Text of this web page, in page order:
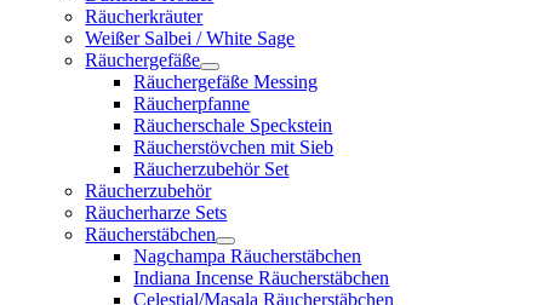
Räucherkräuter
Weißer Salbei / White Sage
Räuchergefäße
Räuchergefäße Messing
Räucherpfanne
Räucherschale Speckstein
Räucherstövchen mit Sieb
Räucherzubehör Set
Räucherzubehör
Räucherharze Sets
Räucherstäbchen
Nagchampa Räucherstäbchen
Indiana Incense Räucherstäbchen
Celestial/Masala Räucherstäbchen